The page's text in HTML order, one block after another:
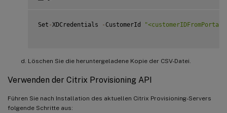
Set -XDCredentials - CustomerId
Löschen Sie die heruntergeladene Kopie der CSV-Datei.
Verwenden der Citrix Provisioning API
Führen Sie nach Installation des aktuellen Citrix Provisioning-Servers
folgende Schritte aus: